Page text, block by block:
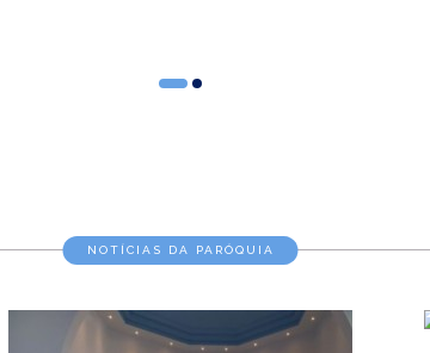
NOTÍCIAS DA PARÓQUIA